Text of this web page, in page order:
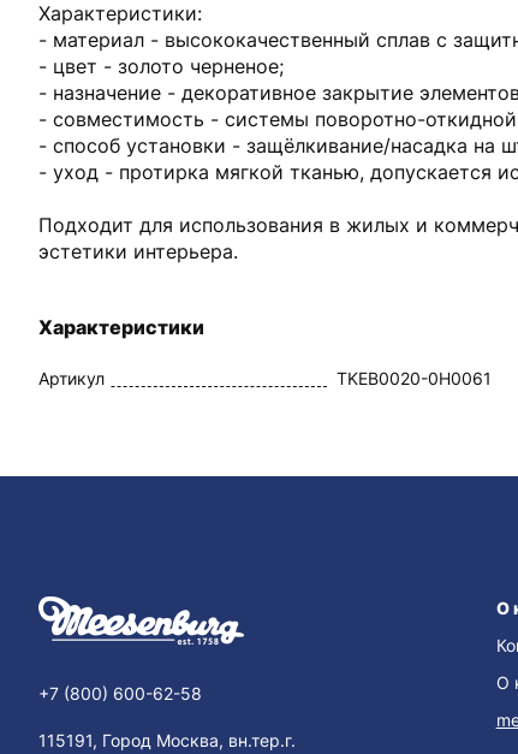
Характеристики:
- материал - высококачественный сплав с
- цвет - золото черненое;
- назначение - декоративное закрытие
- совместимость - системы поворотно-
- способ установки - защёлкивание/насадка на
- уход - протирка мягкой тканью, допускается
Подходит для использования в жилых и
эстетики интерьера.
Характеристики
Артикул TKEB0020-0H0061
+7 (800) 600-62-58
115191, Город Москва, вн.тер.г.
О
О